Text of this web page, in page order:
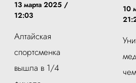
13 марта 2025 /
12:03
Алтайская
спортсменка
вышла в 1/4
10